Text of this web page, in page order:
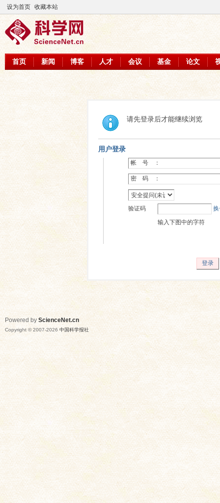
设为首页 收藏本站
首页 新闻 博客 人才 会议 基金 论文
请先登录后才能继续浏览
用户登录
帐 号 ：
密 码 ：
验证码
输入下图中的字符
登录
Powered by ScienceNet.cn
Copyright © 2007-2026 中国科学报社